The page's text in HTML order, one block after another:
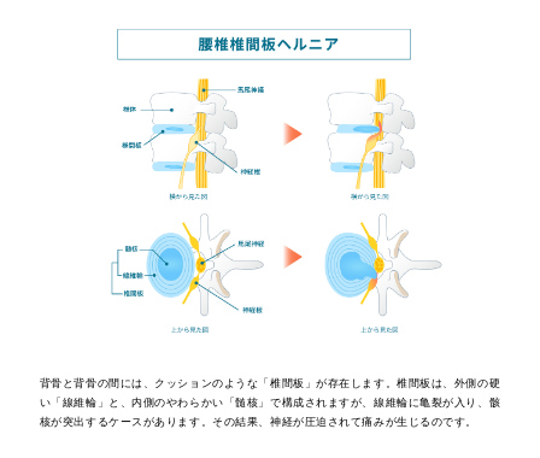
背骨と背骨の間には、クッションのような「椎間板」が存在します。椎間板は、外側の硬
い「線維輪」と、内側のやわらかい「髄核」で構成されますが、線維輪に亀裂が入り、骸
核が突出するケースがあります。その結果、神経が圧迫されて痛みが生じるのです。